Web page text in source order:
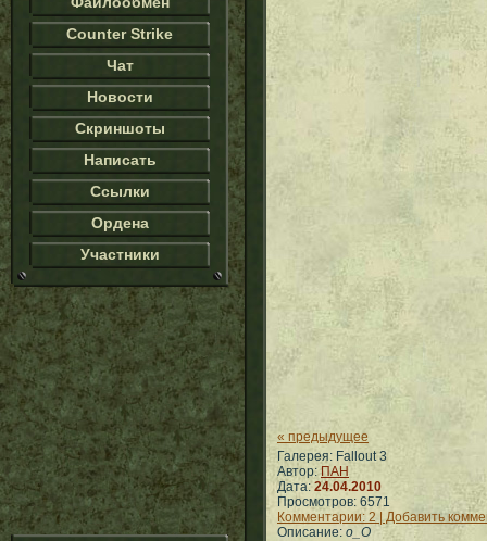
Counter Strike
Чат
Новости
Скриншоты
Написать
Ссылки
Ордена
Участники
« предыдущее
Галерея: Fallout 3
Автор:ПАН
Дата:24.04.2010
Просмотров: 6571
Комментарии: 2 | Добавить
Описание: о_О